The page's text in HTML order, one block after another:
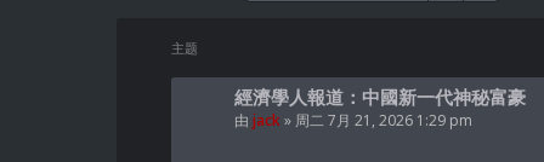
主题
經濟學人報道：中國新一代神秘富豪
由 jack» 周二 7月 21, 2026 1:29 pm